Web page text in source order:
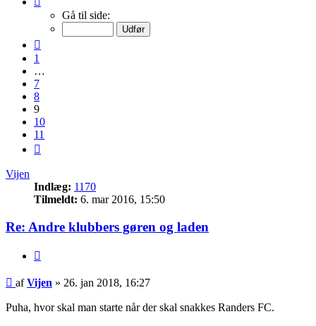
Gå til side:
1
…
7
8
9
10
11
Vijen
Indlæg: 1170
Tilmeldt: 6. mar 2016, 15:50
Re: Andre klubbers gøren og laden
Indlæg
afVijen » 26. jan 2018, 16:27
Puha, hvor skal man starte når der skal snakkes Randers FC.